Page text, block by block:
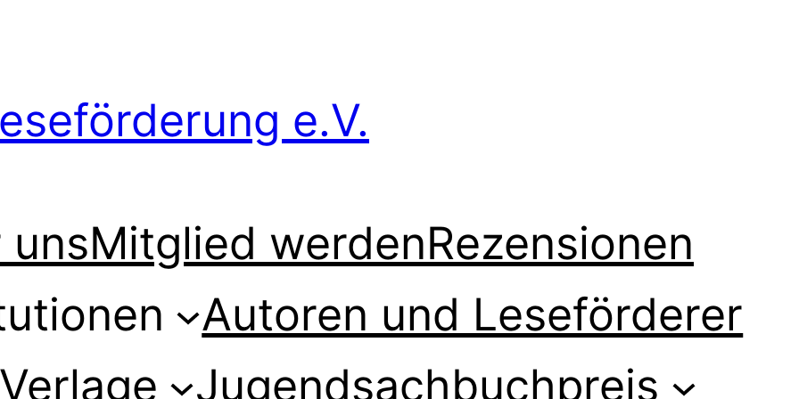
unsMitglied werdenRezensionen
Autoren und Leseförderer
Verlage Jugendsachbuchpreis